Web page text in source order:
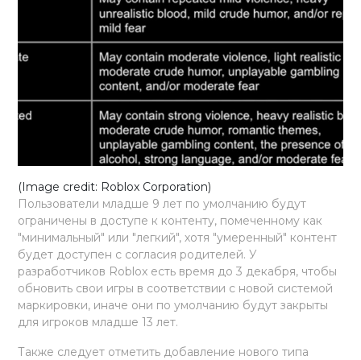
(Image credit: Roblox Corporation)
Пользователи младше 9 лет по умолчанию будут
ограничены в доступе к контенту, помеченному как
"минимальный" или "легкий", хотя "умеренный" контент
будет доступен с согласия родителей. У
разработчиков Roblox есть время до 3 декабря, чтобы
обновить свои игры в соответствии с новой системой
маркировки, иначе они по умолчанию будут закрыты
для игроков младше 13 лет.
Также следует отметить добавление нового типа